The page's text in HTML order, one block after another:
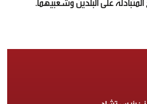
على البلدين وشعبيهما.